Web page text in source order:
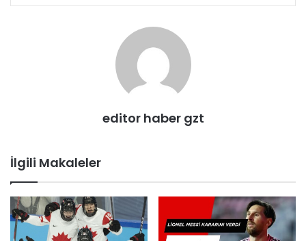
editor haber gzt
İlgili Makaleler